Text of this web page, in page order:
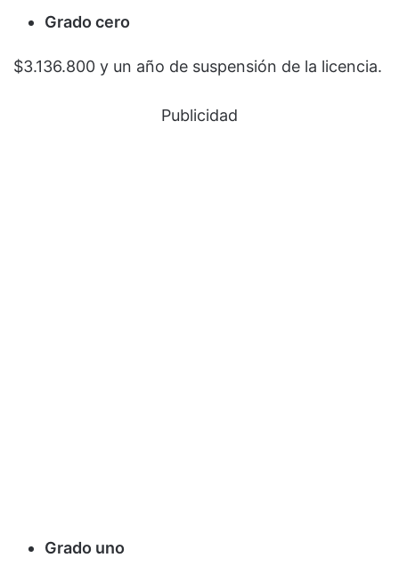
Grado cero
$3.136.800 y un año de suspensión de la licencia.
Publicidad
Grado uno